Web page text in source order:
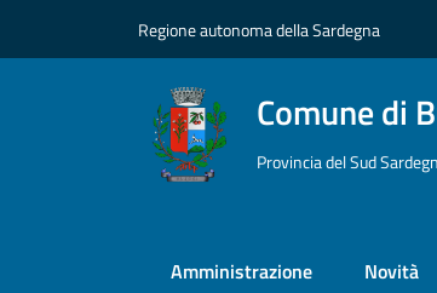
Regione autonoma della Sardegna
Comune di
Provincia del Sud
Amministrazione Novità